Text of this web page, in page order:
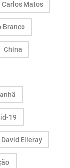
Carlos Matos
Branco
China
19
David Elleray